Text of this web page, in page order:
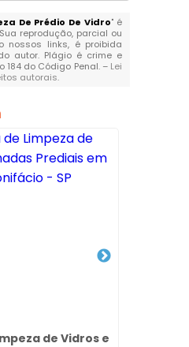
De Prédio De Vidro" é
reprodução, parcial ou
nossos links, é proibida
autor. Plágio é crime e
184 do Código Penal. – Lei
autorais.
de Vidros e